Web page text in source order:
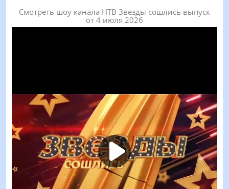
Смотреть шоу канала НТВ Звёзды сошлись выпуск
от 4 июля 2026